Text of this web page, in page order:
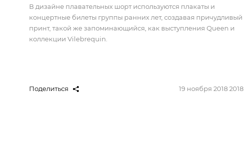
В дизайне плавательных шорт используются плакаты и
концертные билеты группы ранних лет, создавая причудливый
принт, такой же запоминающийся, как выступленияQueen и
коллекцииVilebrequin.
Поделиться 19 ноября 2018 2018